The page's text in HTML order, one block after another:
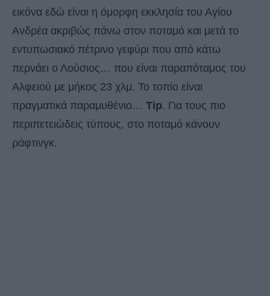
εικόνα εδώ είναι η όμορφη εκκλησία του Αγίου
Ανδρέα ακριβώς πάνω στον ποταμό και μετά το
εντυπωσιακό πέτρινο γεφύρι που από κάτω
περνάει ο Λούσιος… που είναι παραπόταμος του
Αλφειού με μήκος 23 χλμ. Το τοπίο είναι
πραγματικά παραμυθένιο… Tip. Για τους πιο
περιπετειώδεις τύπους, στο ποταμό κάνουν
ράφτινγκ.